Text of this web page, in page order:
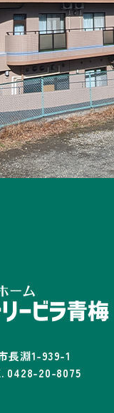
長淵1-939-1
0428-20-8075